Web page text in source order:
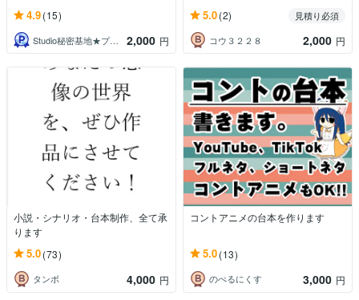
4.9(15)
Studio秘密基地★プロ声優＆プロ集団 2,000 円
5.0(2)
見積り必須
コウ３２２８
2,000 円
小説・シナリオ・台本制作、全て承
ります
5.0(73)
タンボ 4,000 円
コントアニメの台本を作ります
5.0(13)
のぺるにくす 3,000 円